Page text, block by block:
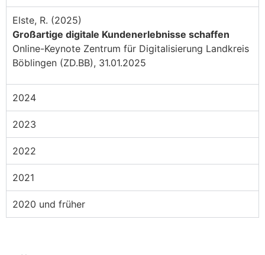
Elste, R. (2025)
Großartige digitale Kundenerlebnisse schaffen
Online-Keynote Zentrum für Digitalisierung Landkreis
Böblingen (ZD.BB), 31.01.2025
2024
2023
2022
2021
2020 und früher